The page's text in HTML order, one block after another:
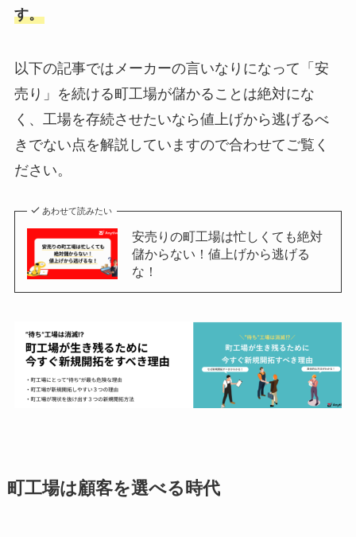
す。
以下の記事ではメーカーの言いなりになって「安
売り」を続ける町工場が儲かることは絶対にな
く、工場を存続させたいなら値上げから逃げるべ
きでない点を解説していますので合わせてご覧く
ださい。
あわせて読みたい
安売りの町工場は忙しくても絶対
儲からない！値上げから逃げる
な！
町工場は顧客を選べる時代